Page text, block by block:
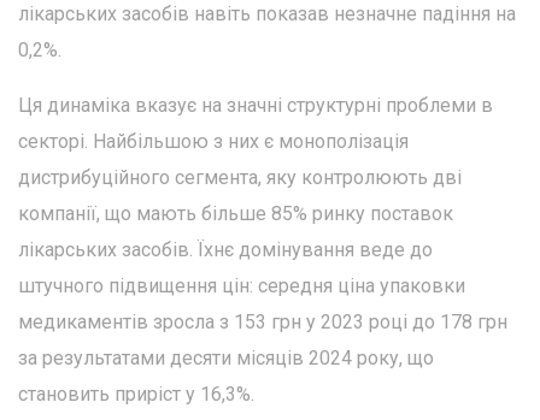
лікарських засобів навіть показав незначне падіння на
0,2%.
Ця динаміка вказує на значні структурні проблеми в
секторі. Найбільшою з них є монополізація
дистрибуційного сегмента, яку контролюють дві
компанії, що мають більше 85% ринку поставок
лікарських засобів. Їхнє домінування веде до
штучного підвищення цін: середня ціна упаковки
медикаментів зросла з 153 грн у 2023 році до 178 грн
за результатами десяти місяців 2024 року, що
становить приріст у 16,3%.